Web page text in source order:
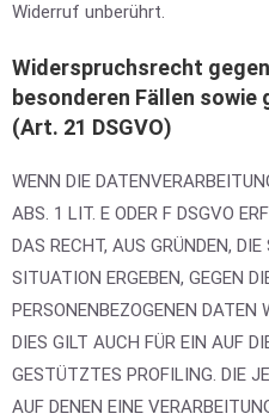
Widerruf unberührt.
Widerspruchsrecht
besonderen Fällen sowie
(Art. 21 DSGVO)
WENN DIE
ABS. 1 LIT. E ODER F DSGVO
DAS RECHT, AUS GRÜNDEN,
SITUATION ERGEBEN, GEGEN
PERSONENBEZOGENEN DATEN
DIES GILT AUCH FÜR EIN AUF
GESTÜTZTES PROFILING. DIE
AUF DENEN EINE